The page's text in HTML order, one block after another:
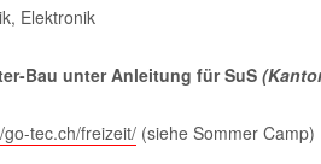
Elektronik
Bau unter Anleitung für SuS
go-tec.ch/freizeit/ (siehe Sommer Camp)